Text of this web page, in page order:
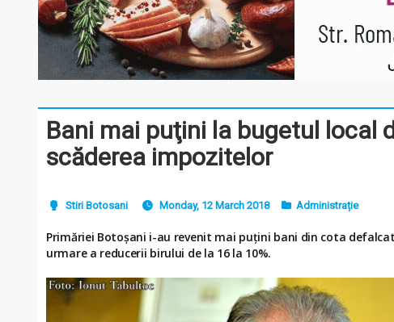
Bani mai puţini la bugetul local
scăderea impozitelor
Stiri Botosani Monday, 12 March 2018 Administrație
Primăriei Botoşani i-au revenit mai puţini bani din cota
urmare a reducerii birului de la 16 la 10%.